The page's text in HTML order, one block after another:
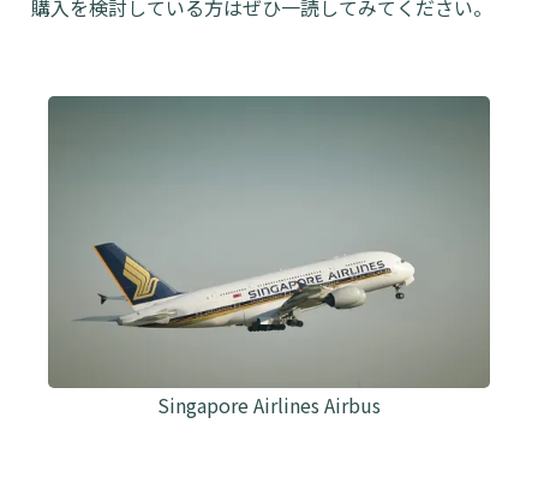
購入を検討している方はぜひ一読してみてください。
Singapore Airlines Airbus